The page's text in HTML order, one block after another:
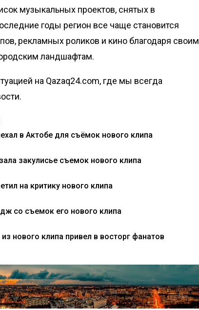
музыкальных проектов, снятых в
годы регион все чаще становится
рекламных роликов и кино благодаря своим
ландшафтам.
на Qazaq24.com, где мы всегда
в Актобе для съёмок нового клипа
закулисье съемок нового клипа
на критику нового клипа
со съемок его нового клипа
нового клипа привел в восторг фанатов